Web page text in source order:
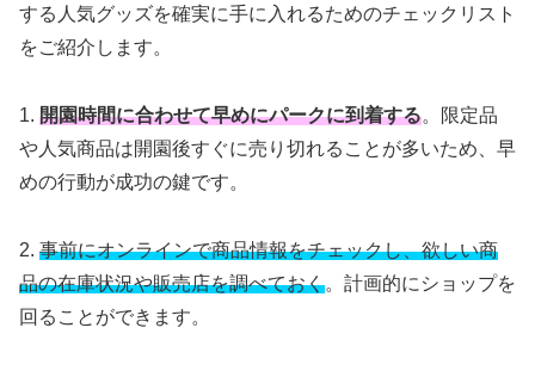
する人気グッズを確実に手に入れるためのチェックリスト
をご紹介します。
1. 開園時間に合わせて早めにパークに到着する。限定品
や人気商品は開園後すぐに売り切れることが多いため、早
めの行動が成功の鍵です。
2. 事前にオンラインで商品情報をチェックし、欲しい商
品の在庫状況や販売店を調べておく。計画的にショップを
回ることができます。